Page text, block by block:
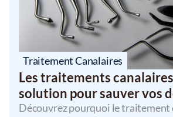
Les traitements
solution pour sauver vos
Traitement Canalaires
Découvrez pourquoi le traitement